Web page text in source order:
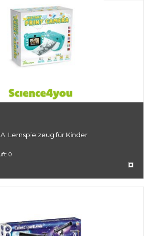
Lernspielzeug für Kinder
0